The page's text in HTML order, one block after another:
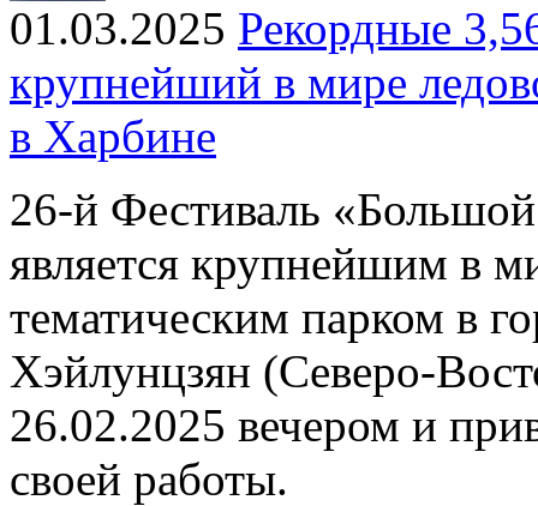
01.03.2025 Рекордные
крупнейший в мире
в Харбине
26-й Фестиваль
является крупнейшим в
тематическим парком в
Хэйлунцзян (Cеверо-
26.02.2025 вечером и
своей работы.